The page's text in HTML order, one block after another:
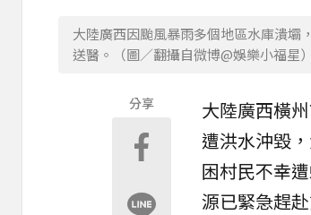
大陸廣西因颱風暴雨多個地區水庫潰壩
送醫。（圖／翻攝自微博@娛樂小福星）
分享 大陸廣西橫
遭洪水沖毀
困村民不幸
源已緊急趕